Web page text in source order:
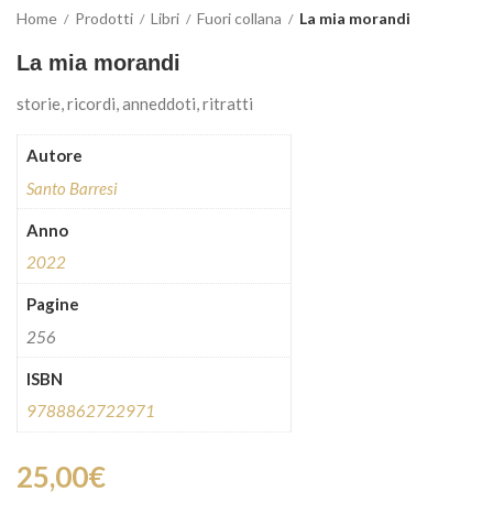
Home Prodotti Libri Fuori collana La mia morandi
La mia morandi
storie, ricordi, anneddoti, ritratti
Autore
Santo Barresi
Anno
2022
Pagine
256
ISBN
9788862722971
25,00€